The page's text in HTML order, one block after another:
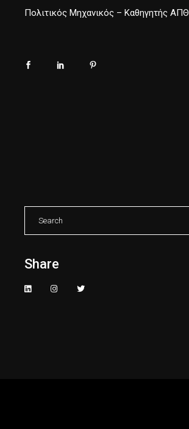
Πολιτικός Μηχανικός – Καθηγητής ΑΠΘ
Search
Share